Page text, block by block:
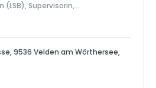
(LSB), Supervisorin,
9536 Velden am Wörthersee,